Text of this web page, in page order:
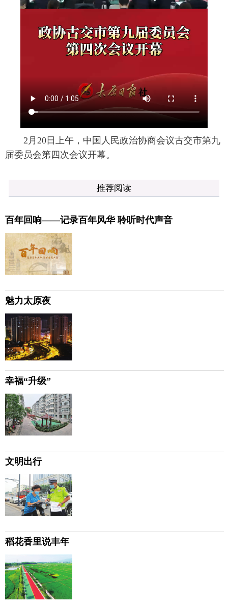
2月20日上午，中国人民政治协商会议古交市第九
届委员会第四次会议开幕。
推荐阅读
百年回响——记录百年风华 聆听时代声音
魅力太原夜
幸福“升级”
文明出行
稻花香里说丰年